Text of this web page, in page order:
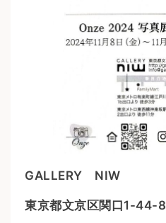
GALLERY NIW
東京都文京区関口1-44-8